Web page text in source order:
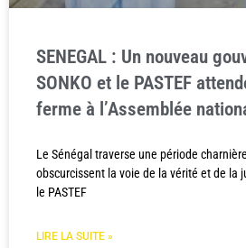
SENEGAL : Un nouveau
SONKO et le PASTEF
ferme à l’Assemblée
Le Sénégal traverse une période
obscurcissent la voie de la vérité et de la
le PASTEF
LIRE LA SUITE »